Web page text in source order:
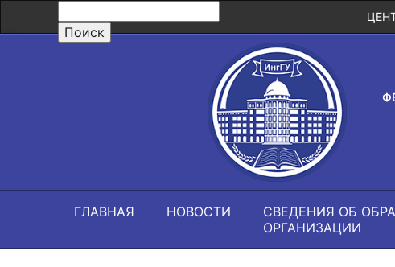
ГЛАВНАЯ НОВОСТИ
СВЕДЕНИЯ ОБ
ОРГАНИЗАЦИИ